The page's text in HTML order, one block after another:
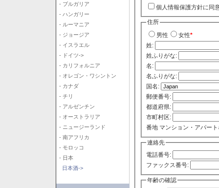
- ブルガリア
- ハンガリー
- ルーマニア
- ジョージア
- イスラエル
- ドイツ->
- カリフォルニア
- オレゴン・ワシントン
- カナダ
- チリ
- アルゼンチン
- オーストラリア
- ニュージーランド
- 南アフリカ
- モロッコ
- 日本
日本酒->
個人情報保護方針に同
住所
男性
女性*
姓:
姓ふりがな:
名:
名ふりがな:
国名:
郵便番号:
都道府県:
市町村区:
番地 マンション・アパート
連絡先
電話番号:
ファックス番号:
年齢の確認